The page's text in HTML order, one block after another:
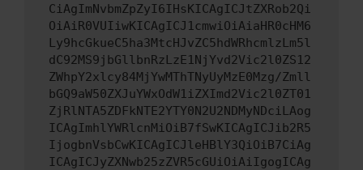
CiAgImNvbmZpZyI6IHsKICAgICJtZXRob2Qi
OiAiR0VUIiwKICAgICJ1cmwiOiAiaHR0cHM6
Ly9hcGkueC5ha3MtcHJvZC5hdWRhcmlzLm5l
dC92MS9jbGllbnRzLzE1NjYvd2Vic2l0ZS12
ZWhpY2xlcy84MjYwMThTNyUyMzE0Mzg/Zmll
bGQ9aW50ZXJuYWxOdW1iZXImd2Vic2l0ZT01
ZjRlNTA5ZDFkNTE2YTY0N2U2NDMyNDciLAog
ICAgImhlYWRlcnMiOiB7fSwKICAgICJib2R5
IjogbnVsbCwKICAgICJleHBlY3QiOiB7CiAg
ICAgICJyZXNwb25zZVR5cGUiOiAiIgogICAg